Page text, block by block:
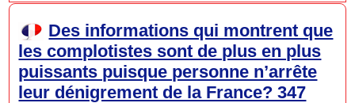
Des informations qui montrent que
les complotistes sont de plus en plus
puissants puisque personne n’arrête
leur dénigrement de la France? 347